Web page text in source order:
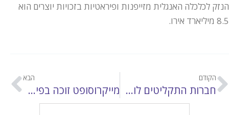
הנזק לכלכלה האנגלית מזייפנות ופיראטיות בזכויות יוצרים הוא
8.5 מיליארד אירו.
הקודם
חברות התקליטים לוחצות על ממשלות אירופה להילחם בפיראטיות
הבא
מייקרוסופט זוכה בפיצויים גבוהים בגין העתקת תוכנה